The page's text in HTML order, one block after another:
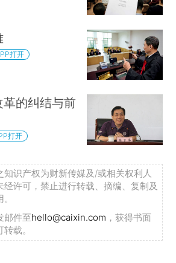
打开
的纠结与前
打开
知识产权为财新传媒及/或相关权利人
经许可，禁止进行转载、摘编、复制及
邮件至hello@caixin.com ，获得书面
载。